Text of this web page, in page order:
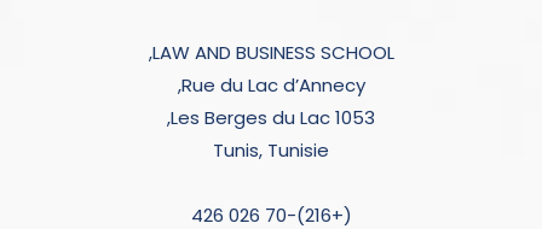
LAW AND BUSINESS SCHOOL,
Rue du Lac d’Annecy,
Les Berges du Lac 1053,
Tunis, Tunisie
(+216)-70 026 426